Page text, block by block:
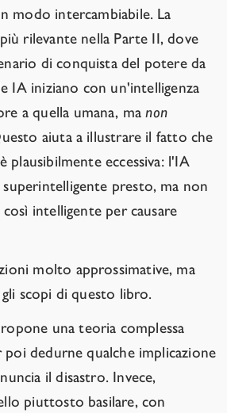
modo intercambiabile. La
rilevante nella Parte II, dove
di conquista del potere da
IA iniziano con un'intelligenza
a quella umana, manon
aiuta a illustrare il fatto che
plausibilmente eccessiva: l'IA
presto, ma non
così intelligente per causare
molto approssimative, ma
scopi di questo libro.
una teoria complessa
dedurne qualche implicazione
il disastro. Invece,
piuttosto basilare, con